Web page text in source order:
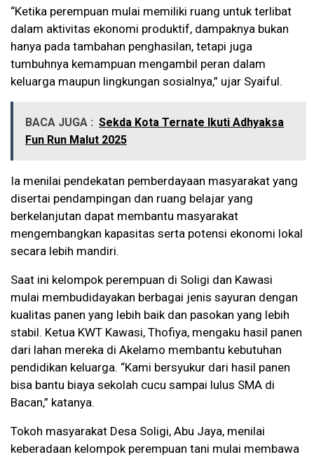
“Ketika perempuan mulai memiliki ruang untuk terlibat
dalam aktivitas ekonomi produktif, dampaknya bukan
hanya pada tambahan penghasilan, tetapi juga
tumbuhnya kemampuan mengambil peran dalam
keluarga maupun lingkungan sosialnya,” ujar Syaiful.
BACA JUGA : Sekda Kota Ternate Ikuti Adhyaksa
Fun Run Malut 2025
Ia menilai pendekatan pemberdayaan masyarakat yang
disertai pendampingan dan ruang belajar yang
berkelanjutan dapat membantu masyarakat
mengembangkan kapasitas serta potensi ekonomi lokal
secara lebih mandiri.
Saat ini kelompok perempuan di Soligi dan Kawasi
mulai membudidayakan berbagai jenis sayuran dengan
kualitas panen yang lebih baik dan pasokan yang lebih
stabil. Ketua KWT Kawasi, Thofiya, mengaku hasil panen
dari lahan mereka di Akelamo membantu kebutuhan
pendidikan keluarga. “Kami bersyukur dari hasil panen
bisa bantu biaya sekolah cucu sampai lulus SMA di
Bacan,” katanya.
Tokoh masyarakat Desa Soligi, Abu Jaya, menilai
keberadaan kelompok perempuan tani mulai membawa